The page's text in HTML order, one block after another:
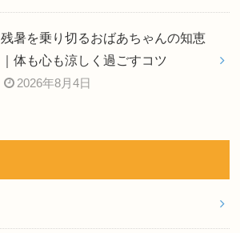
残暑を乗り切るおばあちゃんの知恵
｜体も心も涼しく過ごすコツ
2026年8月4日